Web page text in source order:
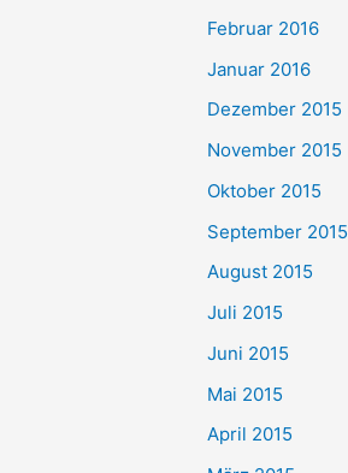
Februar 2016
Januar 2016
Dezember 2015
November 2015
Oktober 2015
September 2015
August 2015
Juli 2015
Juni 2015
Mai 2015
April 2015